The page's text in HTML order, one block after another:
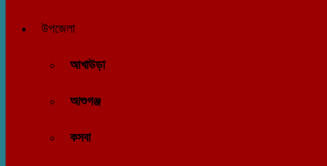
উপজেলা
আখাউড়া
আশুগঞ্জ
কসবা